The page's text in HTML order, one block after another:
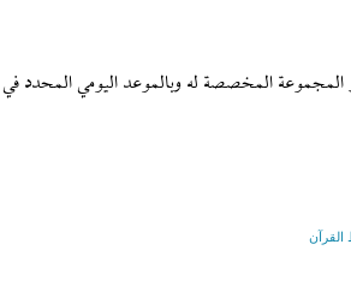
المجموعة المخصصة له وبالموعد اليومي المحدد
القرآن